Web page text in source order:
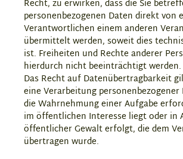
Recht, zu erwirken, dass die Sie
personenbezogenen Daten direkt von
Verantwortlichen einem anderen
übermittelt werden, soweit dies
ist. Freiheiten und Rechte anderer
hierdurch nicht beeinträchtigt werden.
Das Recht auf Datenübertragbarkeit
eine Verarbeitung
die Wahrnehmung einer Aufgabe
im öffentlichen Interesse liegt oder in
öffentlicher Gewalt erfolgt, die dem
übertragen wurde.